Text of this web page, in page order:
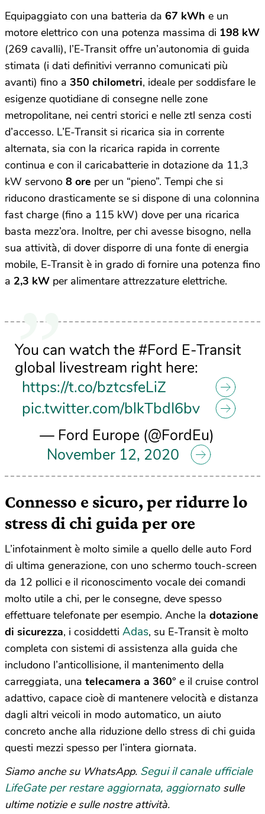
Equipaggiato con una batteria da 67 kWh e un
motore elettrico con una potenza massima di 198 kW
(269 cavalli), l’E-Transit offre un’autonomia di guida
stimata (i dati definitivi verranno comunicati più
avanti) fino a 350 chilometri, ideale per soddisfare le
esigenze quotidiane di consegne nelle zone
metropolitane, nei centri storici e nelle ztl senza costi
d’accesso. L’E-Transit si ricarica sia in corrente
alternata, sia con la ricarica rapida in corrente
continua e con il caricabatterie in dotazione da 11,3
kW servono 8 ore per un “pieno”. Tempi che si
riducono drasticamente se si dispone di una colonnina
fast charge (fino a 115 kW) dove per una ricarica
basta mezz’ora. Inoltre, per chi avesse bisogno, nella
sua attività, di dover disporre di una fonte di energia
mobile, E-Transit è in grado di fornire una potenza fino
a 2,3 kW per alimentare attrezzature elettriche.
You can watch the #Ford E-Transit
global livestream right here:
https://t.co/bztcsfeLiZ
pic.twitter.com/blkTbdI6bv
— Ford Europe (@FordEu)
November 12, 2020
Connesso e sicuro, per ridurre lo
stress di chi guida per ore
L’infotainment è molto simile a quello delle auto Ford
di ultima generazione, con uno schermo touch-screen
da 12 pollici e il riconoscimento vocale dei comandi
molto utile a chi, per le consegne, deve spesso
effettuare telefonate per esempio. Anche la dotazione
di sicurezza, i cosiddetti Adas, su E-Transit è molto
completa con sistemi di assistenza alla guida che
includono l’anticollisione, il mantenimento della
carreggiata, una telecamera a 360° e il cruise control
adattivo, capace cioè di mantenere velocità e distanza
dagli altri veicoli in modo automatico, un aiuto
concreto anche alla riduzione dello stress di chi guida
questi mezzi spesso per l’intera giornata.
Siamo anche su WhatsApp. Segui il canale ufficiale
LifeGate per restare aggiornata, aggiornato sulle
ultime notizie e sulle nostre attività.